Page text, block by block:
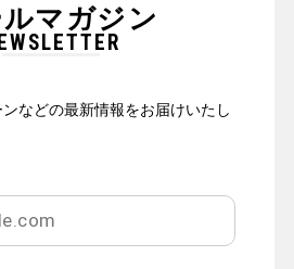
マガジン
などの最新情報をお届けいたし